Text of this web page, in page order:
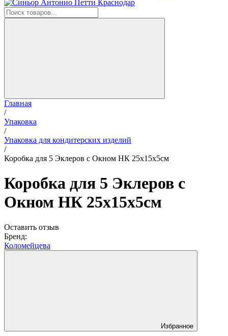
Главная
/
Упаковка
/
Упаковка для кондитерских изделий
/
Коробка для 5 Эклеров с Окном НК 25х15х5см
Коробка для 5 Эклеров с
Окном НК 25х15х5см
Оставить отзыв
Бренд:
Коломейцева
Избранное